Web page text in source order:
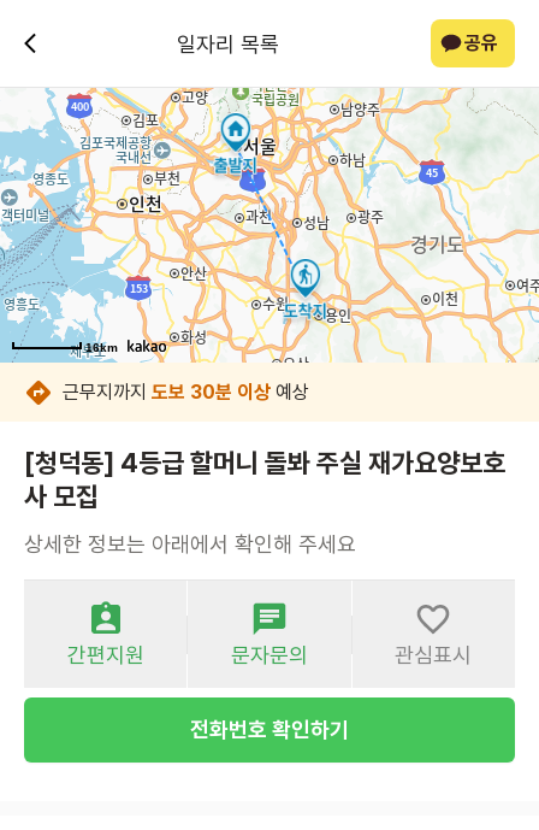
일자리 목록 공유
16km
16km
16km
16km
16km
16km
16km
16km
근무지까지 도보 30분 이상 예상
[청덕동] 4등급 할머니 돌봐 주실 재가요양보호
사 모집
상세한 정보는 아래에서 확인해 주세요
간편지원 문자문의 관심표시
전화번호 확인하기